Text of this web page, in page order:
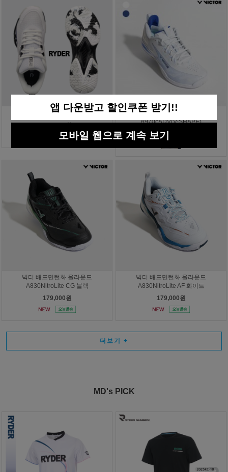
라이더 배드민턴화 RBS-8
빅터 배드민턴화 올라운드
A970cADV(V-SHAPE)
219,000원
빅터 배드민턴화 올라운드
A830NitroLite CG 블랙
179,000원
빅터 배드민턴화 올라운드
A830NitroLite AF 화이트
179,000원
더보기 +
MD's PICK
앱 다운받고 할인쿠폰 받기!!
모바일 웹으로 계속 보기